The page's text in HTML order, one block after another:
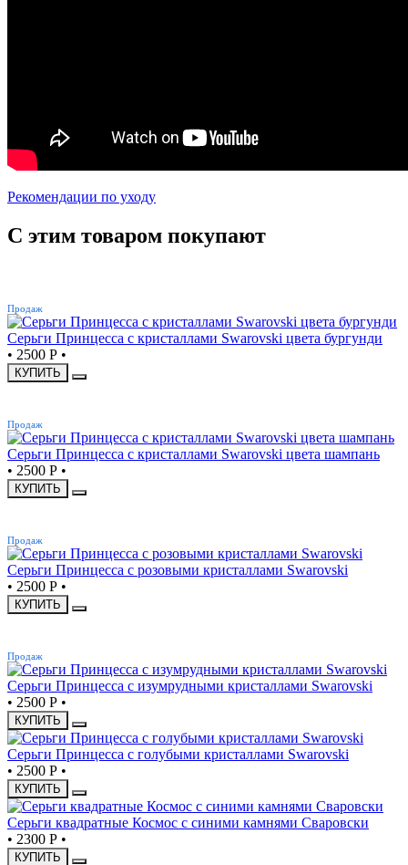
Рекомендации по уходу
С этим товаром покупают
Продаж
Серьги Принцесса с кристаллами Swarovski цвета бургунди
• 2500 Р •
КУПИТЬ
Продаж
Серьги Принцесса с кристаллами Swarovski цвета шампань
• 2500 Р •
КУПИТЬ
Продаж
Серьги Принцесса с розовыми кристаллами Swarovski
• 2500 Р •
КУПИТЬ
Продаж
Серьги Принцесса с изумрудными кристаллами Swarovski
• 2500 Р •
КУПИТЬ
Серьги Принцесса с голубыми кристаллами Swarovski
• 2500 Р •
КУПИТЬ
Серьги квадратные Космос с синими камнями Сваровски
• 2300 Р •
КУПИТЬ